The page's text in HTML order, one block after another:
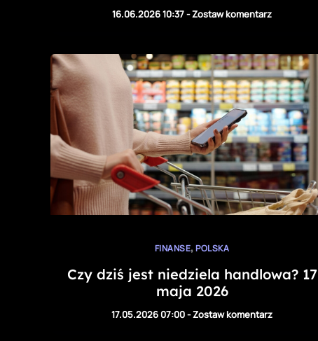
16.06.2026 10:37-Zostaw komentarz
FINANSE,POLSKA
Czy dziś jest niedziela handlowa? 17
maja 2026
17.05.2026 07:00-Zostaw komentarz